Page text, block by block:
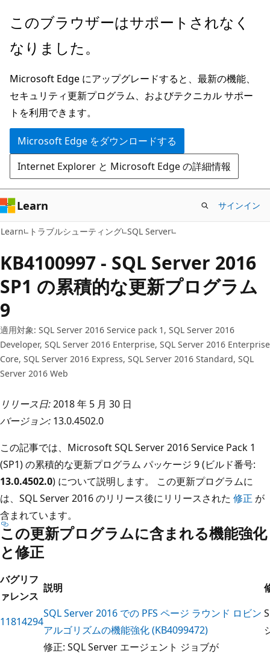
メ
ン
ン
テ
ン
ツ
に
ス
キ
ッ
プ
このブラウザーはサポートされなく
なりました。
Microsoft Edge にアップグレードすると、最新の機能、
セキュリティ更新プログラム、およびテクニカル サポー
トを利用できます。
Microsoft Edge をダウンロードする
Internet Explorer と Microsoft Edge の詳細情報
Learn サインイン
Learn トラブルシューティング SQL Server
KB4100997 - SQL Server 2016
SP1 の累積的な更新プログラム
9
適用対象: SQL Server 2016 Service pack 1, SQL Server 2016
Developer, SQL Server 2016 Enterprise, SQL Server 2016 Enterprise
Core, SQL Server 2016 Express, SQL Server 2016 Standard, SQL
Server 2016 Web
リリース日:2018 年 5 月 30 日
バージョン: 13.0.4502.0
この記事では、Microsoft SQL Server 2016 Service Pack 1
(SP1) の累積的な更新プログラム パッケージ 9 (ビルド番号:
13.0.4502.0) について説明します。 この更新プログラムに
は、SQL Server 2016 のリリース後にリリースされた 修正 が
含まれています。
この更新プログラムに含まれる機能強化
と修正
バグリフ
ァレンス
説明
11814294
SQL Server 2016 での PFS ページ ラウンド ロビン
アルゴリズムの機能強化 (KB4099472)
修正: SQL Server エージェント ジョブが